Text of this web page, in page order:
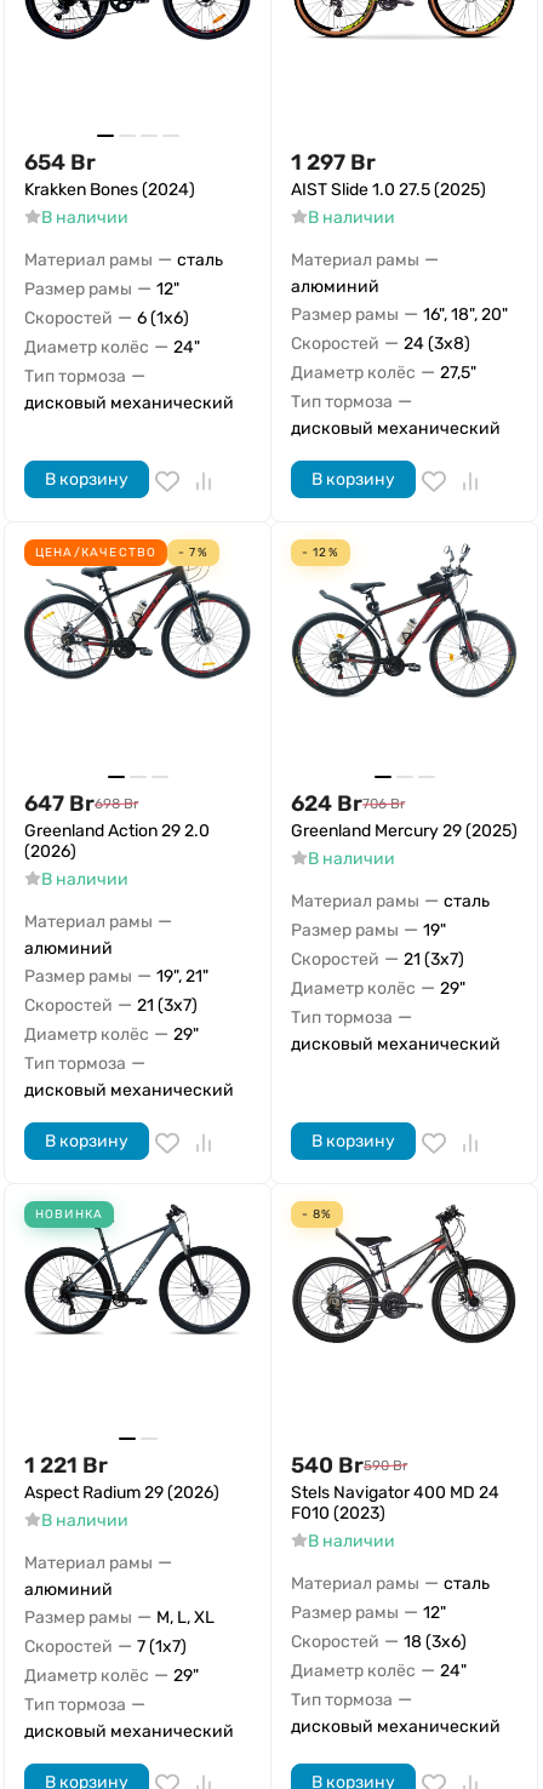
654 Br
Krakken Bones (2024)
В наличии
Материал рамы — сталь
Размер рамы — 12"
Скоростей — 6 (1x6)
Диаметр колёс — 24"
Тип тормоза —
дисковый механический
В корзину
1 297 Br
AIST Slide 1.0 27.5 (2025)
В наличии
Материал рамы —
алюминий
Размер рамы — 16", 18", 20"
Скоростей — 24 (3x8)
Диаметр колёс — 27,5"
Тип тормоза —
дисковый механический
В корзину
ЦЕНА/КАЧЕСТВО - 7%
647 Br698 Br
Greenland Action 29 2.0
(2026)
В наличии
Материал рамы —
алюминий
Размер рамы — 19", 21"
Скоростей — 21 (3x7)
Диаметр колёс — 29"
Тип тормоза —
дисковый механический
В корзину
- 12%
624 Br706 Br
Greenland Mercury 29 (2025)
В наличии
Материал рамы — сталь
Размер рамы — 19"
Скоростей — 21 (3x7)
Диаметр колёс — 29"
Тип тормоза —
дисковый механический
В корзину
НОВИНКА
1 221 Br
Aspect Radium 29 (2026)
В наличии
Материал рамы —
алюминий
Размер рамы — M, L, XL
Скоростей — 7 (1x7)
Диаметр колёс — 29"
Тип тормоза —
дисковый механический
В корзину
- 8%
540 Br590 Br
Stels Navigator 400 MD 24
F010 (2023)
В наличии
Материал рамы — сталь
Размер рамы — 12"
Скоростей — 18 (3x6)
Диаметр колёс — 24"
Тип тормоза —
дисковый механический
В корзину